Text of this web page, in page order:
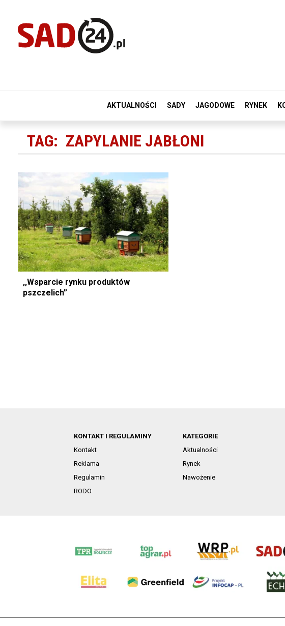
AKTUALNOŚCI SADY JAGODOWE RYNEK
TAG: ZAPYLANIE JABŁONI
,,Wsparcie rynku produktów
pszczelich”
KONTAKT I REGULAMINY
Kontakt
Reklama
Regulamin
RODO
KATEGORIE
Aktualności
Rynek
Nawożenie